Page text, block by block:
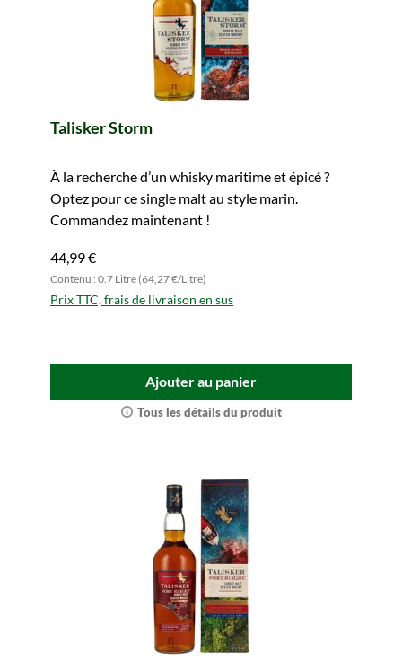
Talisker Storm
À la recherche d’un whisky maritime et épicé ?
Optez pour ce single malt au style marin.
Commandez maintenant !
44,99 €
Contenu : 0.7 Litre (64,27 €/Litre)
Prix TTC, frais de livraison en sus
Ajouter au panier
Tous les détails du produit